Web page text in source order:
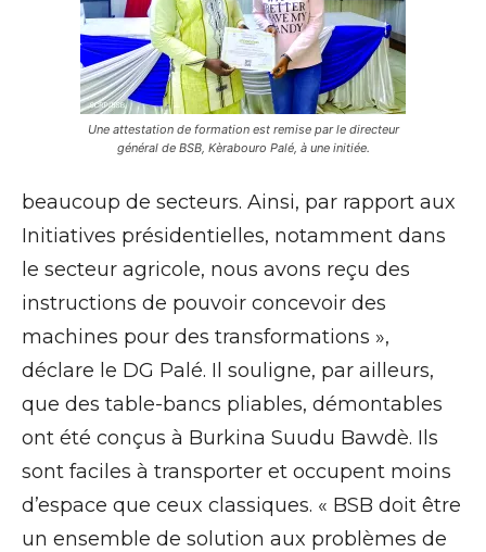
Une attestation de formation est remise par le directeur
général de BSB, Kèrabouro Palé, à une initiée.
beaucoup de secteurs. Ainsi, par rapport aux
Initiatives présidentielles, notamment dans
le secteur agricole, nous avons reçu des
instructions de pouvoir concevoir des
machines pour des transformations »,
déclare le DG Palé. Il souligne, par ailleurs,
que des table-bancs pliables, démontables
ont été conçus à Burkina Suudu Bawdè. Ils
sont faciles à transporter et occupent moins
d’espace que ceux classiques. « BSB doit être
un ensemble de solution aux problèmes de